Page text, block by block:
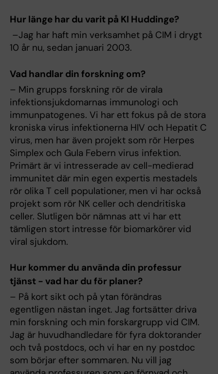
Hur länge har du varit på KI Huddinge?
–Jag har haft min verksamhet på CIM i drygt
10 år nu, sedan januari 2003.
Vad handlar din forskning om?
– Min grupps forskning rör de virala
infektionsjukdomarnas immunologi och
immunpatogenes. Vi har ett fokus på de stora
kroniska virus infektionerna HIV och Hepatit C
virus, men har även projekt som rör Herpes
Simplex och Gula Febern virus infektion.
Primärt är vi intresserade av cell-medierad
immunitet där min egen expertis mestadels
rör olika T cell populationer, men vi har också
projekt som rör NK celler och dendritiska
celler. Slutligen bör nämnas att vi har ett
tämligen stort intresse för biomarkörer vid
viral sjukdom.
Hur kommer du använda din professur
tjänst - vad har du för planer?
– På kort sikt och på ytan förändras
egentligen nästan inget. Jag fortsätter driva
min forskning och min forskargrupp vid CIM.
Jag är huvudhandledare för fyra doktorander
och två postdocs, och vi har en ny postdoc
som börjar efter sommaren. Nu vill jag